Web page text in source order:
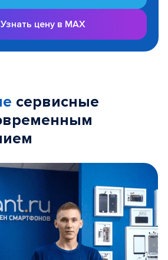
Узнать цену в MAX
сервисные